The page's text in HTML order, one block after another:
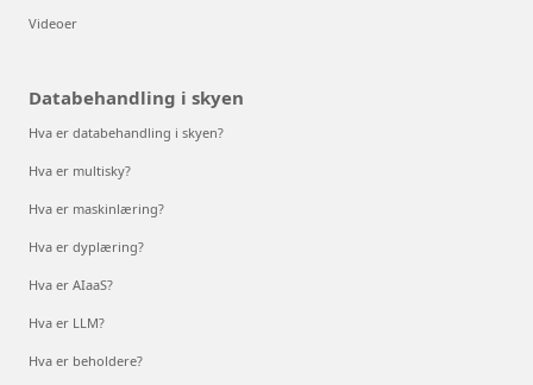
Videoer
Databehandling i skyen
Hva er databehandling i skyen?
Hva er multisky?
Hva er maskinlæring?
Hva er dyplæring?
Hva er AIaaS?
Hva er LLM?
Hva er beholdere?